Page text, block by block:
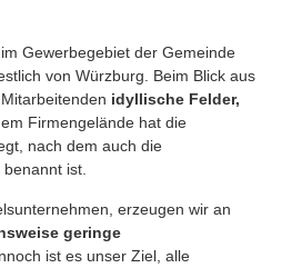
Gewerbegebiet der Gemeinde
von Würzburg. Beim Blick aus
idyllische Felder,
Firmengelände hat die
nach dem auch die
benannt ist.
erzeugen wir an
geringe
ist es unser Ziel, alle